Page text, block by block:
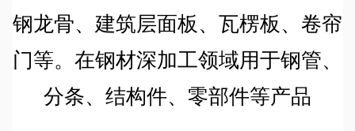
钢龙骨、建筑层面板、瓦楞板、卷帘
门等。在钢材深加工领域用于钢管、
分条、结构件、零部件等产品